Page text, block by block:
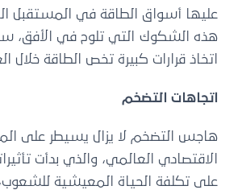
عليها أسواق الطاقة في المستقبل
هذه الشكوك التي تلوح في الأفق،
اتخاذ قرارات كبيرة تخص الطاقة خلال العام
اتجاهات التضخم
هاجس التضخم لا يزال يسيطر على
الاقتصادي العالمي، والذي بدأت
على تكلفة الحياة المعيشية للشعوب،